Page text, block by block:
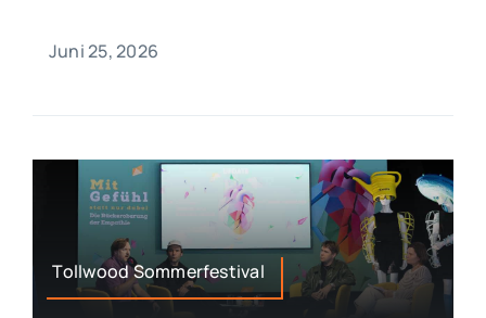
Juni 25, 2026
Tollwood Sommerfestival